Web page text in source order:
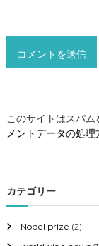
このサイトはスパ
メントデータの処
カテゴリー
Nobel prize (2)